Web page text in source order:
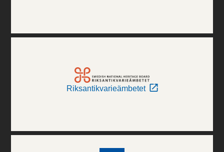
Riksantikvarieämbetet